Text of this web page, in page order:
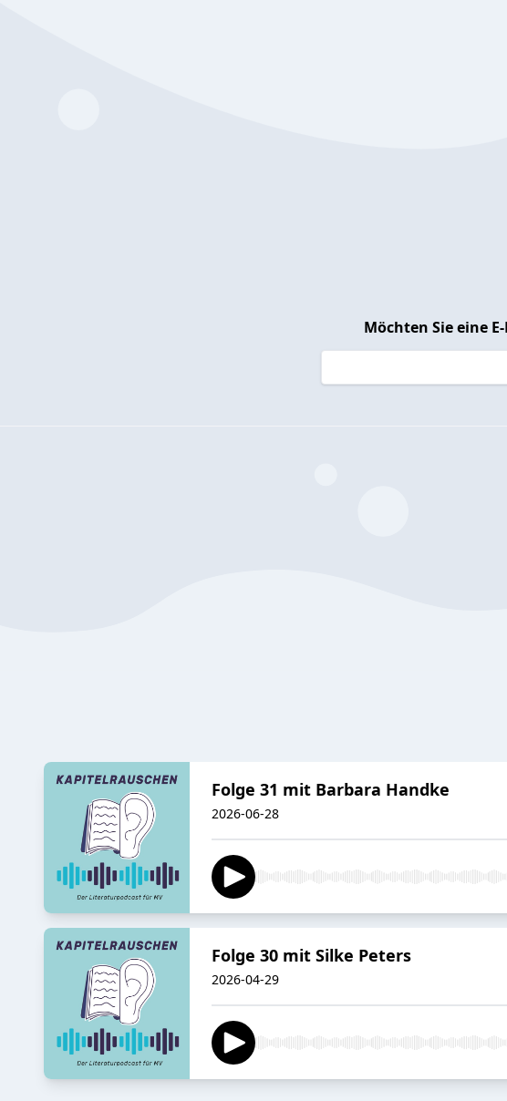
Möchten Sie eine
Folge 31 mit Barbara Handke
2026-06-28
Folge 30 mit Silke Peters
2026-04-29